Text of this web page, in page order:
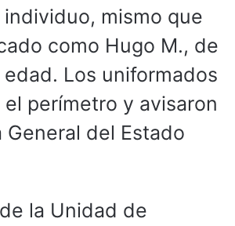
mismo que
como Hugo M., de
Los uniformados
perímetro y avisaron
General del Estado
la Unidad de